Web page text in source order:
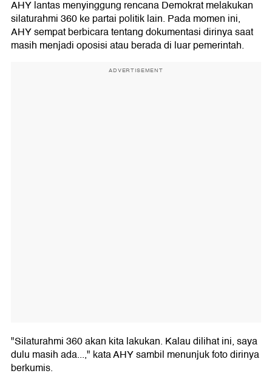
AHY lantas menyinggung rencana Demokrat melakukan
silaturahmi 360 ke partai politik lain. Pada momen ini,
AHY sempat berbicara tentang dokumentasi dirinya saat
masih menjadi oposisi atau berada di luar pemerintah.
ADVERTISEMENT
"Silaturahmi 360 akan kita lakukan. Kalau dilihat ini, saya
dulu masih ada...," kata AHY sambil menunjuk foto dirinya
berkumis.